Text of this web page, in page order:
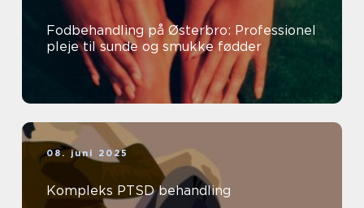
Fodbehandling på Østerbro: Professionel
pleje til sunde og smukke fødder
08. juni 2025
Kompleks PTSD behandling